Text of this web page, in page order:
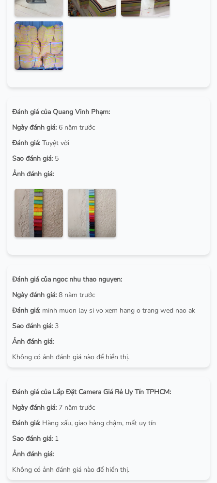
Đánh giá của Quang Vinh Phạm:
Ngày đánh giá: 6 năm trước
Đánh giá: Tuyệt vời
Sao đánh giá: 5
Ảnh đánh giá:
Đánh giá của ngoc nhu thao nguyen:
Ngày đánh giá: 8 năm trước
Đánh giá: minh muon lay si vo xem hang o trang wed nao ak
Sao đánh giá: 3
Ảnh đánh giá:
Không có ảnh đánh giá nào để hiển thị.
Đánh giá của Lắp Đặt Camera Giá Rẻ Uy Tín TPHCM:
Ngày đánh giá: 7 năm trước
Đánh giá: Hàng xấu, giao hàng chậm, mất uy tín
Sao đánh giá: 1
Ảnh đánh giá:
Không có ảnh đánh giá nào để hiển thị.